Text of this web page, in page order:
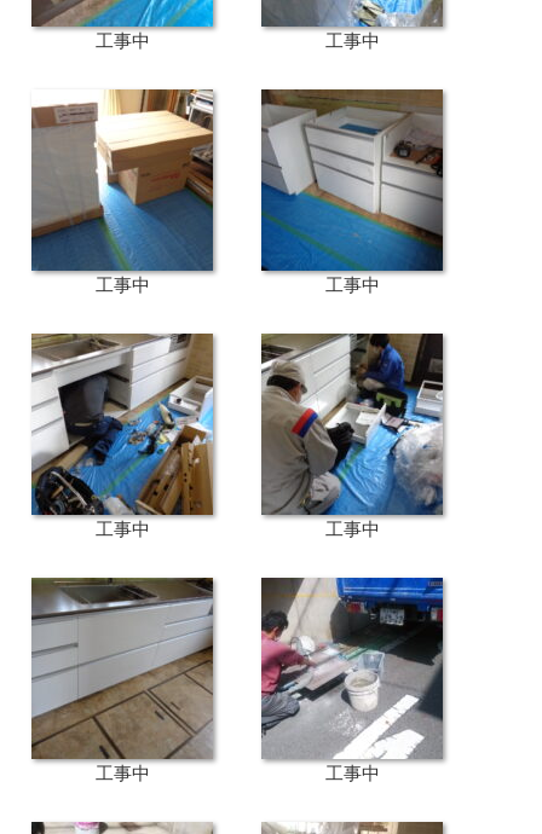
工事中 工事中
工事中 工事中
工事中 工事中
工事中 工事中